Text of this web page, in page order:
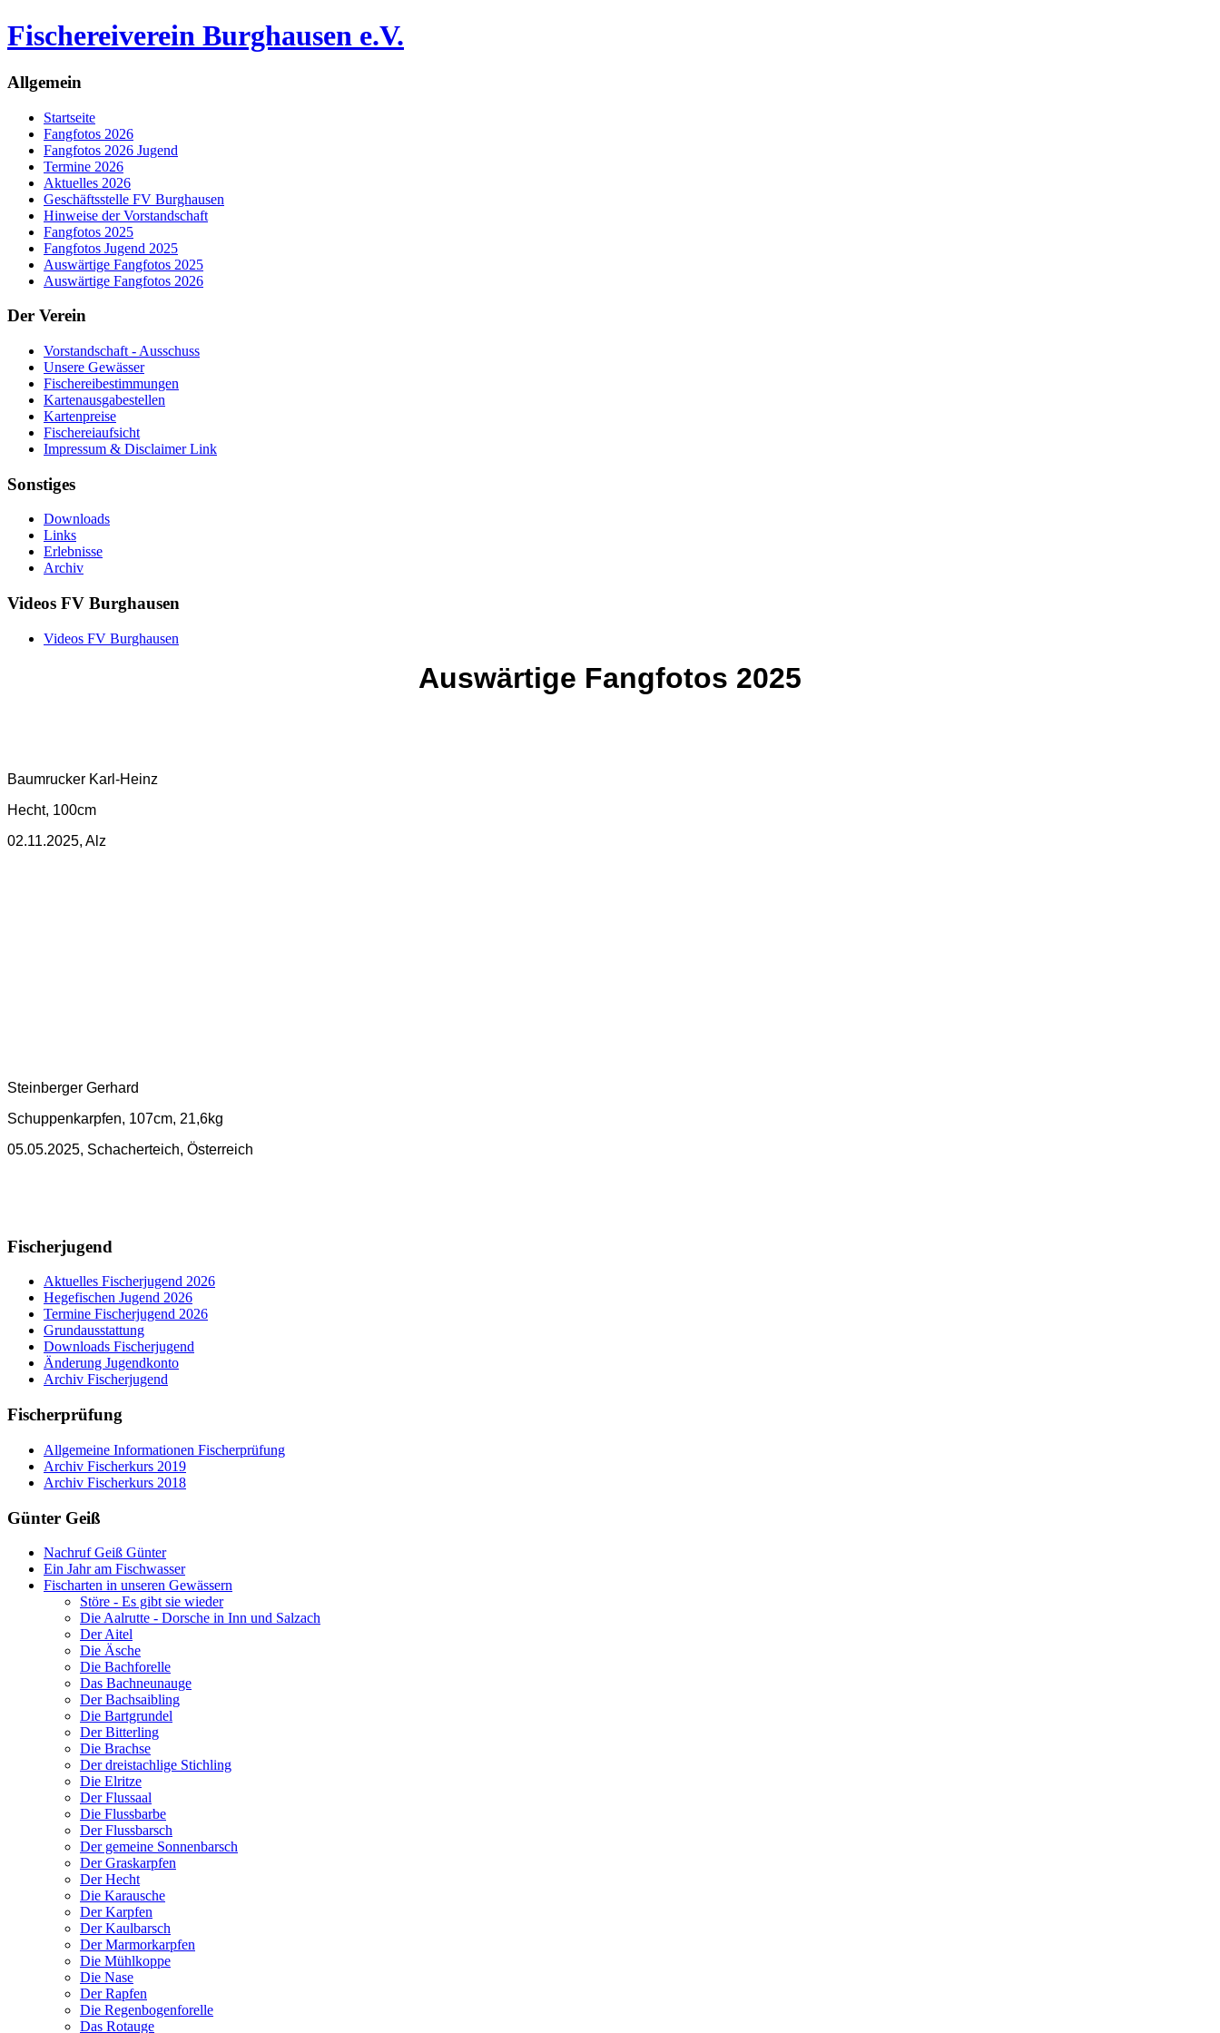
Fischereiverein Burghausen e.V.
Allgemein
Startseite
Fangfotos 2026
Fangfotos 2026 Jugend
Termine 2026
Aktuelles 2026
Geschäftsstelle FV Burghausen
Hinweise der Vorstandschaft
Fangfotos 2025
Fangfotos Jugend 2025
Auswärtige Fangfotos 2025
Auswärtige Fangfotos 2026
Der Verein
Vorstandschaft - Ausschuss
Unsere Gewässer
Fischereibestimmungen
Kartenausgabestellen
Kartenpreise
Fischereiaufsicht
Impressum & Disclaimer Link
Sonstiges
Downloads
Links
Erlebnisse
Archiv
Videos FV Burghausen
Videos FV Burghausen
Auswärtige Fangfotos 2025
Baumrucker Karl-Heinz
Hecht, 100cm
02.11.2025, Alz
Steinberger Gerhard
Schuppenkarpfen, 107cm, 21,6kg
05.05.2025, Schacherteich, Österreich
Fischerjugend
Aktuelles Fischerjugend 2026
Hegefischen Jugend 2026
Termine Fischerjugend 2026
Grundausstattung
Downloads Fischerjugend
Änderung Jugendkonto
Archiv Fischerjugend
Fischerprüfung
Allgemeine Informationen Fischerprüfung
Archiv Fischerkurs 2019
Archiv Fischerkurs 2018
Günter Geiß
Nachruf Geiß Günter
Ein Jahr am Fischwasser
Fischarten in unseren Gewässern
Störe - Es gibt sie wieder
Die Aalrutte - Dorsche in Inn und Salzach
Der Aitel
Die Äsche
Die Bachforelle
Das Bachneunauge
Der Bachsaibling
Die Bartgrundel
Der Bitterling
Die Brachse
Der dreistachlige Stichling
Die Elritze
Der Flussaal
Die Flussbarbe
Der Flussbarsch
Der gemeine Sonnenbarsch
Der Graskarpfen
Der Hecht
Die Karausche
Der Karpfen
Der Kaulbarsch
Der Marmorkarpfen
Die Mühlkoppe
Die Nase
Der Rapfen
Die Regenbogenforelle
Das Rotauge